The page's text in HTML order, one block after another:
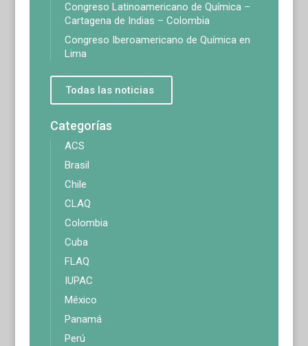
Congreso Latinoamericano de Química –
Cartagena de Indias – Colombia
Congreso Iberoamericano de Química en
Lima
Todas las noticias
Categorías
ACS
Brasil
Chile
CLAQ
Colombia
Cuba
FLAQ
IUPAC
México
Panamá
Perú